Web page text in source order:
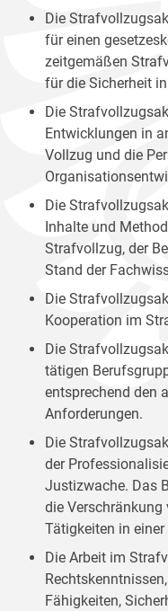
Die
für einen
zeitgemäßen
für die Sicherheit
Die
Entwicklungen in
Vollzug und die
Die
Inhalte und
Strafvollzug, der
Stand der
Die
Kooperation im
Die
tätigen
entsprechend den
Anforderungen.
Die
der
Justizwache. Das
die Verschränkung
Tätigkeiten in
Die Arbeit im
Fähigkeiten,